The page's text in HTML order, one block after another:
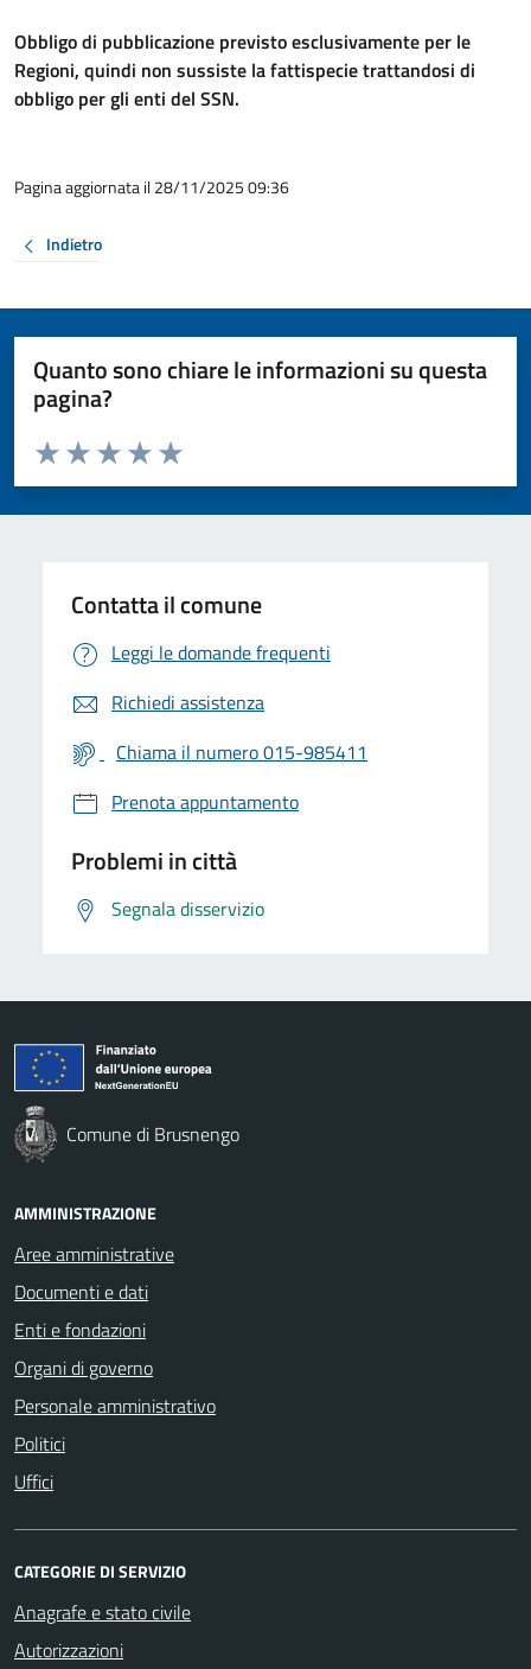
Obbligo di pubblicazione previsto esclusivamente per le
Regioni, quindi non sussiste la fattispecie trattandosi di
obbligo per gli enti del SSN.
Pagina aggiornata il 28/11/2025 09:36
Indietro
Quanto sono chiare le informazioni su questa
pagina?
Valuta da 1 a 5 stelle la pagina
Valuta 5 stelle su 5
Valuta 4 stelle su 5
Valuta 3 stelle su 5
Valuta 2 stelle su 5
Valuta 1 stelle su 5
Contatta il comune
Leggi le domande frequenti
Richiedi assistenza
Chiama il numero 015-985411
Prenota appuntamento
Problemi in città
Segnala disservizio
Comune di Brusnengo
AMMINISTRAZIONE
Aree amministrative
Documenti e dati
Enti e fondazioni
Organi di governo
Personale amministrativo
Politici
Uffici
CATEGORIE DI SERVIZIO
Anagrafe e stato civile
Autorizzazioni